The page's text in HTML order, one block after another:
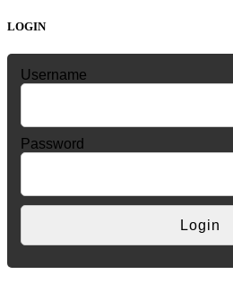
LOGIN
Username
Password